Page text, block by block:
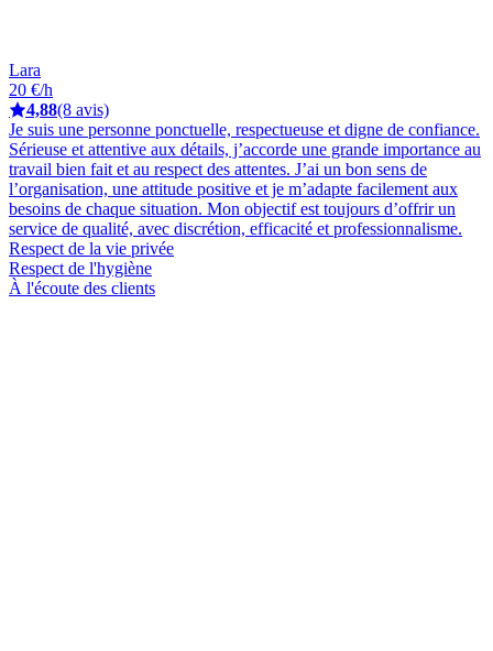
Lara
20 €/h
4,88(8 avis)
Je suis une personne ponctuelle, respectueuse et digne de confiance.
Sérieuse et attentive aux détails, j’accorde une grande importance au
travail bien fait et au respect des attentes. J’ai un bon sens de
l’organisation, une attitude positive et je m’adapte facilement aux
besoins de chaque situation. Mon objectif est toujours d’offrir un
service de qualité, avec discrétion, efficacité et professionnalisme.
Respect de la vie privée
Respect de l'hygiène
À l'écoute des clients